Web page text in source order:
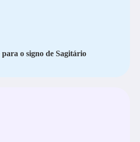
o signo de Sagitário